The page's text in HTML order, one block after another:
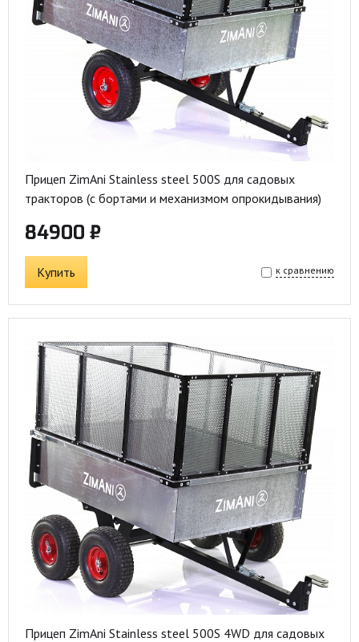
Прицеп ZimAni Stainless steel 500S для садовых
тракторов (с бортами и механизмом опрокидывания)
84900 ₽
Купить к сравнению
Прицеп ZimAni Stainless steel 500S 4WD для садовых